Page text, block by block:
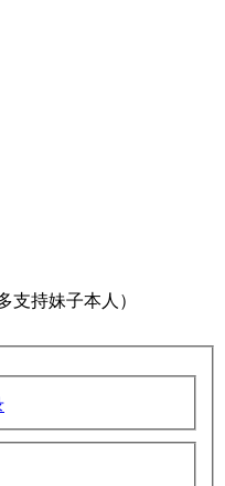
持妹子本人）